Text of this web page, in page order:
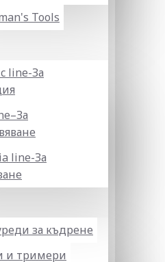
Tools
line-За
line-За
за къдрене
и тримери